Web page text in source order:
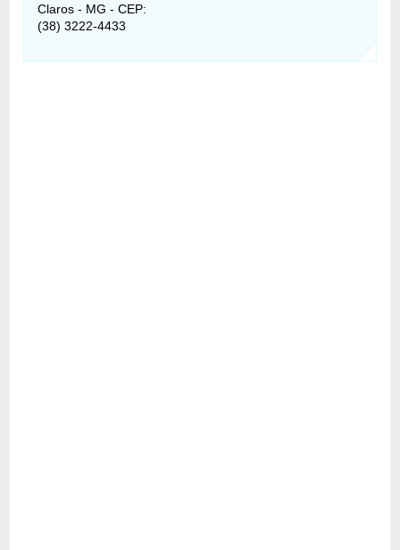
Claros - MG - CEP:
(38) 3222-4433